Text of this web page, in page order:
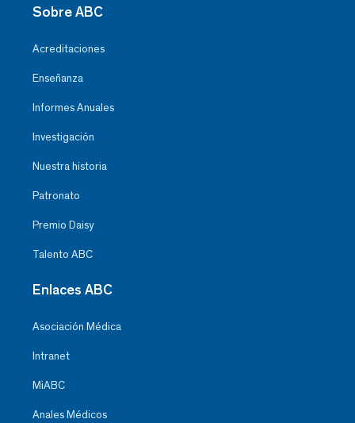
Sobre ABC
Acreditaciones
Enseñanza
Informes Anuales
Investigación
Nuestra historia
Patronato
Premio Daisy
Talento ABC
Enlaces ABC
Asociación Médica
Intranet
MiABC
Anales Médicos